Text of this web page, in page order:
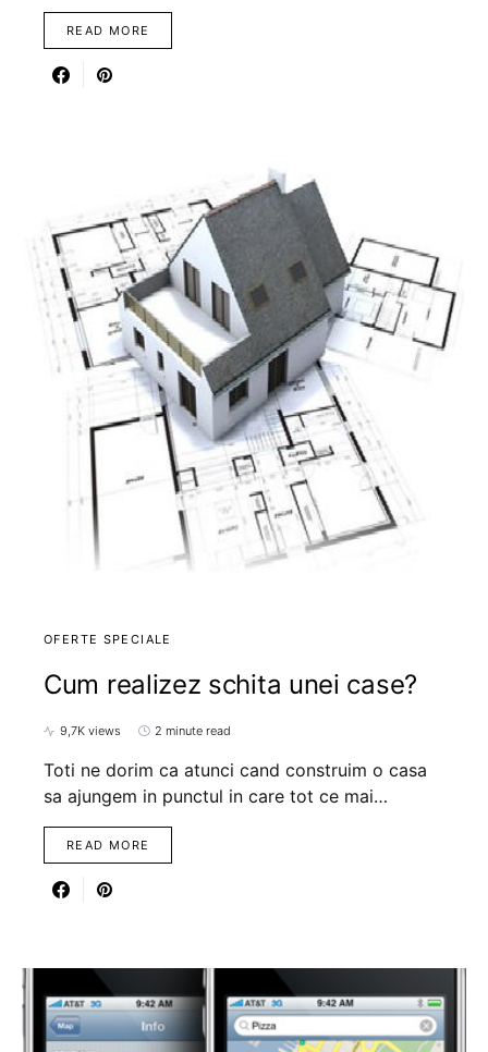
READ MORE
OFERTE SPECIALE
Cum realizez schita unei case?
9,7K views 2 minute read
Toti ne dorim ca atunci cand construim o casa
sa ajungem in punctul in care tot ce mai…
READ MORE